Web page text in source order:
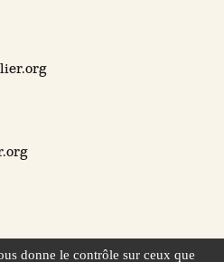
donne le contrôle sur ceux que